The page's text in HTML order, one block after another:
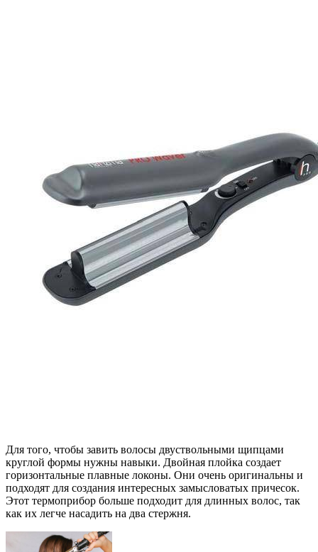
Для того, чтобы завить волосы двуствольными щипцами
круглой формы нужны навыки. Двойная плойка создает
горизонтальные плавные локоны. Они очень оригинальны и
подходят для создания интересных замысловатых причесок.
Этот термоприбор больше подходит для длинных волос, так
как их легче насадить на два стержня.